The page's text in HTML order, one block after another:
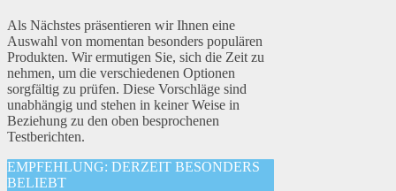
Als Nächstes präsentieren wir Ihnen eine
Auswahl von momentan besonders populären
Produkten. Wir ermutigen Sie, sich die Zeit zu
nehmen, um die verschiedenen Optionen
sorgfältig zu prüfen. Diese Vorschläge sind
unabhängig und stehen in keiner Weise in
Beziehung zu den oben besprochenen
Testberichten.
EMPFEHLUNG: DERZEIT BESONDERS
BELIEBT